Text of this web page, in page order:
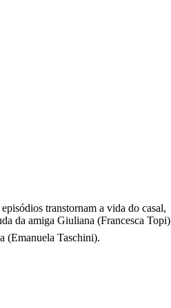
transtornam a vida do casal,
da amiga Giuliana (Francesca Topi)
(Emanuela Taschini).